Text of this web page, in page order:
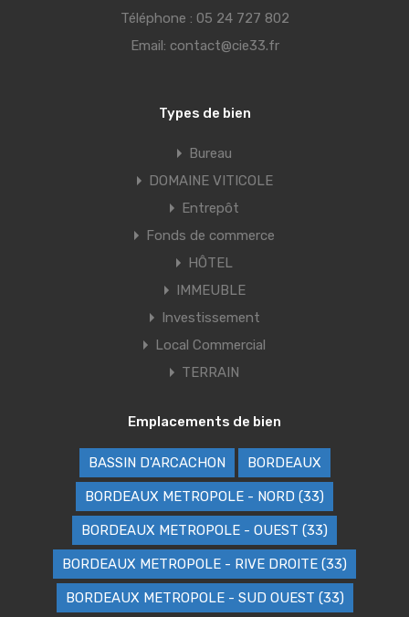
Téléphone : 05 24 727 802
Email: contact@cie33.fr
Types de bien
Bureau
DOMAINE VITICOLE
Entrepôt
Fonds de commerce
HÔTEL
IMMEUBLE
Investissement
Local Commercial
TERRAIN
Emplacements de bien
BASSIN D'ARCACHON BORDEAUX
BORDEAUX METROPOLE - NORD (33)
BORDEAUX METROPOLE - OUEST (33)
BORDEAUX METROPOLE - RIVE DROITE (33)
BORDEAUX METROPOLE - SUD OUEST (33)